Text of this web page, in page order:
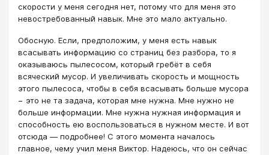
скорости у меня сегодня нет, потому что для меня это
невостребованный навык. Мне это мало актуально.
Обосную. Если, предположим, у меня есть навык
всасывать информацию со страниц без разбора, то я
оказываюсь пылесосом, который гребёт в себя
всяческий мусор. И увеличивать скорость и мощность
этого пылесоса, чтобы в себя всасывать больше мусора
− это не та задача, которая мне нужна. Мне нужно не
больше информации. Мне нужна нужная информация и
способность ею воспользоваться в нужном месте. И вот
отсюда — подробнее! С этого момента началось
главное, чему учил меня Виктор. Надеюсь, что он сейчас